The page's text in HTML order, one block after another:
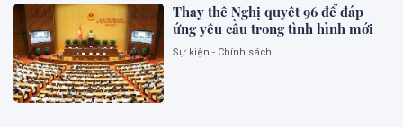
Thay thế Nghị quyết 96 để đáp
ứng yêu cầu trong tình hình mới
Sự kiện - Chính sách